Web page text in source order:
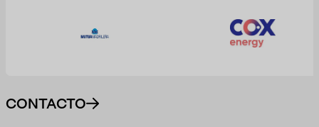
CONTACTO